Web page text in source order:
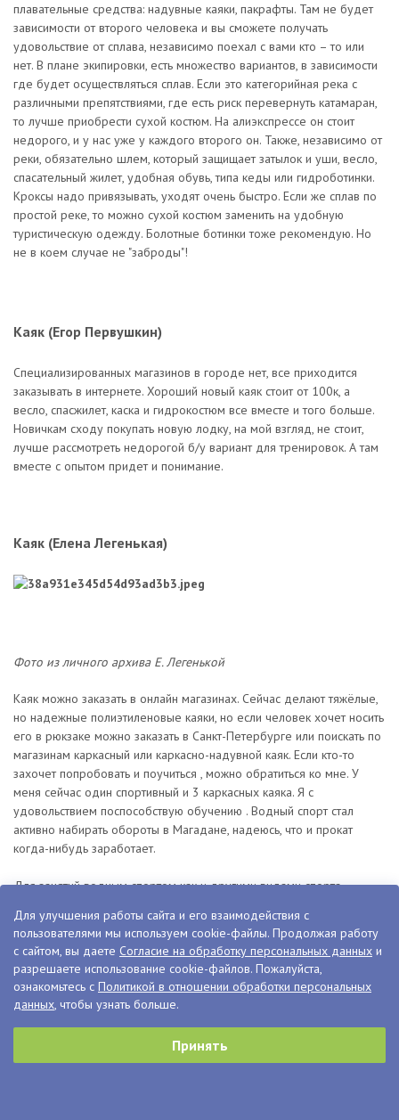
плавательные средства: надувные каяки, пакрафты. Там не будет
зависимости от второго человека и вы сможете получать
удовольствие от сплава, независимо поехал с вами кто – то или
нет. В плане экипировки, есть множество вариантов, в зависимости
где будет осуществляться сплав. Если это категорийная река с
различными препятствиями, где есть риск перевернуть катамаран,
то лучше приобрести сухой костюм. На алиэкспрессе он стоит
недорого, и у нас уже у каждого второго он. Также, независимо от
реки, обязательно шлем, который защищает затылок и уши, весло,
спасательный жилет, удобная обувь, типа кеды или гидроботинки.
Кроксы надо привязывать, уходят очень быстро. Если же сплав по
простой реке, то можно сухой костюм заменить на удобную
туристическую одежду. Болотные ботинки тоже рекомендую. Но
не в коем случае не "заброды"!
Каяк (Егор Первушкин)
Специализированных магазинов в городе нет, все приходится
заказывать в интернете. Хороший новый каяк стоит от 100к, а
весло, спасжилет, каска и гидрокостюм все вместе и того больше.
Новичкам сходу покупать новую лодку, на мой взгляд, не стоит,
лучше рассмотреть недорогой б/у вариант для тренировок. А там
вместе с опытом придет и понимание.
Каяк (Елена Легенькая)
Фото из личного архива Е. Легенькой
Каяк можно заказать в онлайн магазинах. Сейчас делают тяжёлые,
но надежные полиэтиленовые каяки, но если человек хочет носить
его в рюкзаке можно заказать в Санкт-Петербурге или поискать по
магазинам каркасный или каркасно-надувной каяк. Если кто-то
захочет попробовать и поучиться , можно обратиться ко мне. У
меня сейчас один спортивный и 3 каркасных каяка. Я с
удовольствием поспособствую обучению . Водный спорт стал
активно набирать обороты в Магадане, надеюсь, что и прокат
когда-нибудь заработает.
Для занятий водным спортом как и другими видами спорта,
юбка. Она закрывает кокпит. Нужен гидрокостюм. Это или сухой
гидрокостюм (так называемый «сухарь»), или неопреновый
гидрокостюм. Здесь стоит обратить внимание на то, что это не
должен быть полный комбинезон. Руки должны быть открыты и
свободны, иначе будет тяжело работать корпусом и даже просто
Обязательно нужна специальная неопреновая обувь. Также в
Для улучшения работы сайта и его взаимодействия с
пользователями мы используем cookie-файлы. Продолжая работу
с сайтом, вы даете Согласие на обработку персональных данных и
разрешаете использование cookie-файлов. Пожалуйста,
ознакомьтесь с Политикой в отношении обработки персональных
данных, чтобы узнать больше.
Принять